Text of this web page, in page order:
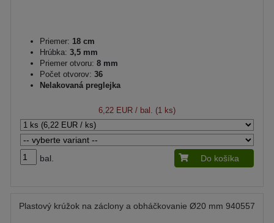
Priemer: 18 cm
Hrúbka: 3,5 mm
Priemer otvoru: 8 mm
Počet otvorov: 36
Nelakovaná preglejka
6,22 EUR / bal. (1 ks)
bal. Do košíka
Plastový krúžok na záclony a obháčkovanie Ø20 mm 940557